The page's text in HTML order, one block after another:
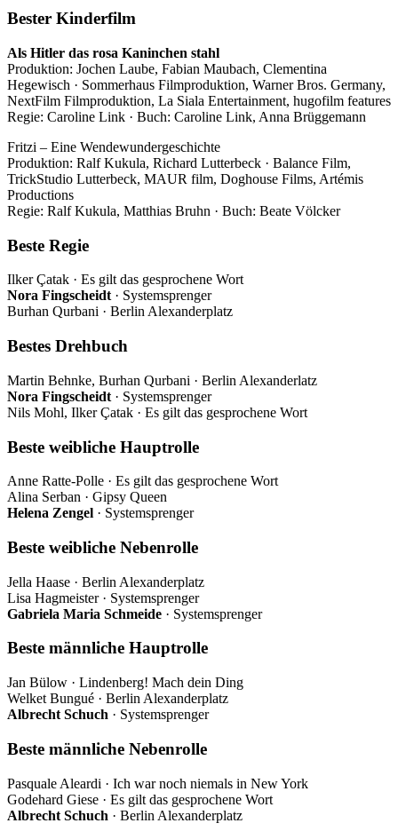
Bester Kinderfilm
Als Hitler das rosa Kaninchen stahl
Produktion: Jochen Laube, Fabian Maubach, Clementina
Hegewisch · Sommerhaus Filmproduktion, Warner Bros. Germany,
NextFilm Filmproduktion, La Siala Entertainment, hugofilm features
Regie: Caroline Link · Buch: Caroline Link, Anna Brüggemann
Fritzi – Eine Wendewundergeschichte
Produktion: Ralf Kukula, Richard Lutterbeck · Balance Film,
TrickStudio Lutterbeck, MAUR film, Doghouse Films, Artémis
Productions
Regie: Ralf Kukula, Matthias Bruhn · Buch: Beate Völcker
Beste Regie
Ilker Çatak · Es gilt das gesprochene Wort
Nora Fingscheidt· Systemsprenger
Burhan Qurbani · Berlin Alexanderplatz
Bestes Drehbuch
Martin Behnke, Burhan Qurbani · Berlin Alexanderlatz
Nora Fingscheidt · Systemsprenger
Nils Mohl, Ilker Çatak · Es gilt das gesprochene Wort
Beste weibliche Hauptrolle
Anne Ratte-Polle · Es gilt das gesprochene Wort
Alina Serban · Gipsy Queen
Helena Zengel · Systemsprenger
Beste weibliche Nebenrolle
Jella Haase · Berlin Alexanderplatz
Lisa Hagmeister · Systemsprenger
Gabriela Maria Schmeide · Systemsprenger
Beste männliche Hauptrolle
Jan Bülow · Lindenberg! Mach dein Ding
Welket Bungué · Berlin Alexanderplatz
Albrecht Schuch · Systemsprenger
Beste männliche Nebenrolle
Pasquale Aleardi · Ich war noch niemals in New York
Godehard Giese · Es gilt das gesprochene Wort
Albrecht Schuch · Berlin Alexanderplatz